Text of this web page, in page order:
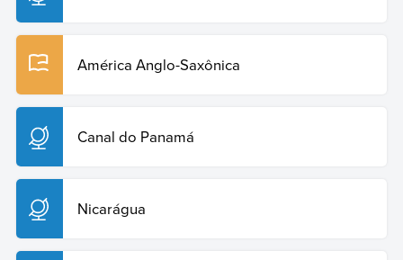
América Anglo-Saxônica
Canal do Panamá
Nicarágua